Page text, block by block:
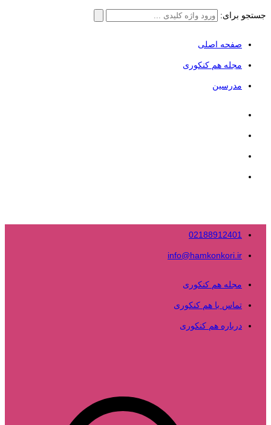
جستجو برای:
صفحه اصلی
مجله هم کنکوری
مدرسین
02188912401
info@hamkonkori.ir
مجله هم کنکوری
تماس با هم کنکوری
درباره هم کنکوری